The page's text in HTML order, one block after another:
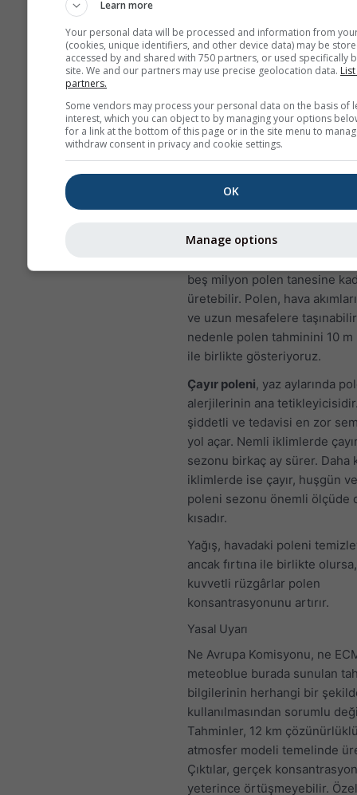
NO₂, hırıltı, öksürük,
algınlığı, grip ve bronşit
sorunlara yol açar.
Avrupa için, hava kirliliği
dördüncü panelinde Braşov
tahmini gösterilmektedir.
Huşgün poleniilkbahar
daha yüksek enlemlerde
açtıkça, rüzgarla savrulan
beş milyon polen tanesine
üretebilir. Polen, hava
ve uzun mesafelere
nedenle polen tahminini 10 m
ile birlikte gösteriyoruz.
Çayır poleni, yaz aylarında
alerjilerinin ana
şiddetli ve tedavisi en zor
yol açar. Nemli iklimlerde
sezonu birkaç ay sürer. Daha
iklimlerde ise çayır, huşgün
poleni sezonu önemli ölçüde
kısadır.
Yağış, havadaki poleni
ancak fırtına ile birlikte
kuvvetli rüzgârlar polen
konsantrasyonunu artırır.
Yasal Uyarı
Ne Avrupa Komisyonu, ne
meteoblue burada sunulan
bilgilerinin herhangi bir
kullanılmasından sorumlu
Tahminler, 12 km
atmosfer modeli temelinde
Çıktılar, gerçek
yeterince örtüşmeyebilir.
Learn more
Your personal data will be processed and information from
(cookies, unique identifiers, and other device data) may be
accessed by and shared with 750 partners, or used specifically
site. We and our partners may use precise geolocation data.
partners.
Some vendors may process your personal data on the basis of
interest, which you can object to by managing your options
for a link at the bottom of this page or in the site menu to
withdraw consent in privacy and cookie settings.
OK
Manage options